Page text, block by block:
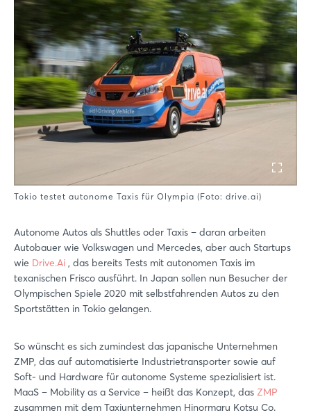
Tokio testet autonome Taxis für Olympia (Foto: drive.ai)
Autonome Autos als Shuttles oder Taxis – daran arbeiten
Autobauer wie Volkswagen und Mercedes, aber auch Startups
wie Drive.Ai , das bereits Tests mit autonomen Taxis im
texanischen Frisco ausführt. In Japan sollen nun Besucher der
Olympischen Spiele 2020 mit selbstfahrenden Autos zu den
Sportstätten in Tokio gelangen.
So wünscht es sich zumindest das japanische Unternehmen
ZMP, das auf automatisierte Industrietransporter sowie auf
Soft- und Hardware für autonome Systeme spezialisiert ist.
MaaS – Mobility as a Service – heißt das Konzept, das ZMP
zusammen mit dem Taxiunternehmen Hinormaru Kotsu Co.